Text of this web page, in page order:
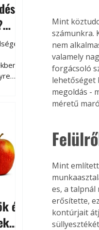
és
Mint
számunkra.
nem
valamely
forgácsoló
lehetőséget
megoldás -
méretű
Mint
es, a talpnál
erősítette,
kontúrjait